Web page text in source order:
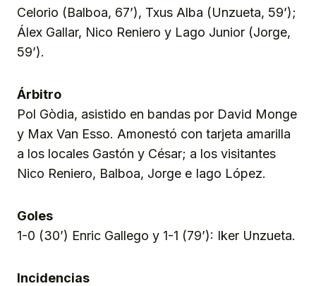
Celorio (Balboa, 67’), Txus Alba (Unzueta, 59’);
Álex Gallar, Nico Reniero y Lago Junior (Jorge,
59’).
Árbitro
Pol Gòdia, asistido en bandas por David Monge
y Max Van Esso. Amonestó con tarjeta amarilla
a los locales Gastón y César; a los visitantes
Nico Reniero, Balboa, Jorge e Iago López.
Goles
1-0 (30’) Enric Gallego y 1-1 (79’): Iker Unzueta.
Incidencias